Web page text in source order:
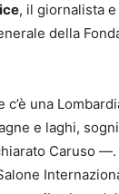
, il giornalista
della
una
e laghi,
Caruso